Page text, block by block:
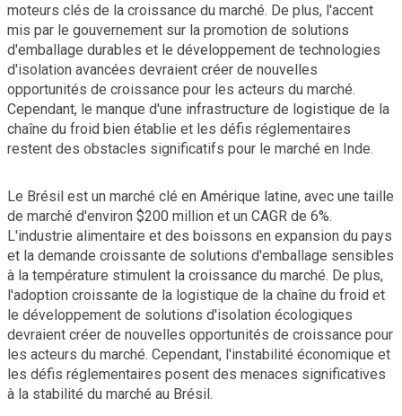
moteurs clés de la croissance du marché. De plus, l'accent
mis par le gouvernement sur la promotion de solutions
d'emballage durables et le développement de technologies
d'isolation avancées devraient créer de nouvelles
opportunités de croissance pour les acteurs du marché.
Cependant, le manque d'une infrastructure de logistique de la
chaîne du froid bien établie et les défis réglementaires
restent des obstacles significatifs pour le marché en Inde.
Le Brésil est un marché clé en Amérique latine, avec une taille
de marché d'environ $200 million et un CAGR de 6%.
L'industrie alimentaire et des boissons en expansion du pays
et la demande croissante de solutions d'emballage sensibles
à la température stimulent la croissance du marché. De plus,
l'adoption croissante de la logistique de la chaîne du froid et
le développement de solutions d'isolation écologiques
devraient créer de nouvelles opportunités de croissance pour
les acteurs du marché. Cependant, l'instabilité économique et
les défis réglementaires posent des menaces significatives
à la stabilité du marché au Brésil.